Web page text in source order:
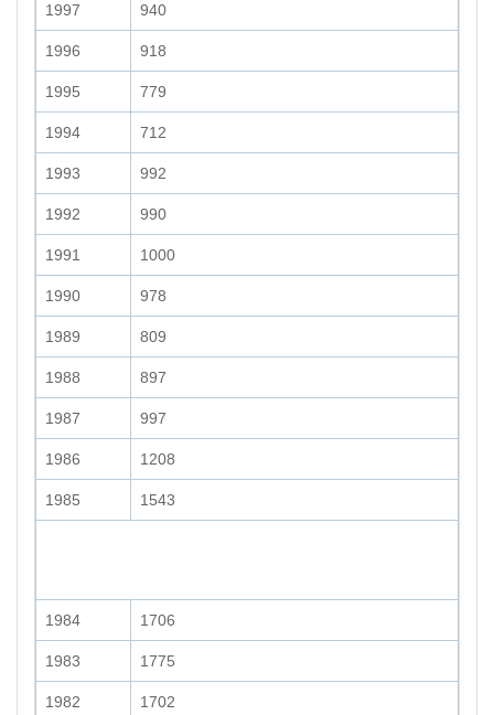
1997 940
1996 918
1995 779
1994 712
1993 992
1992 990
1991 1000
1990 978
1989 809
1988 897
1987 997
1986 1208
1985 1543
1984 1706
1983 1775
1982 1702